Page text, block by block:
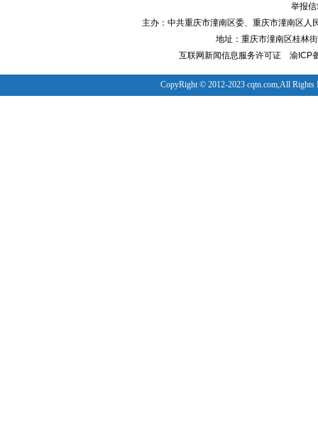
举报
主办：中共重庆市潼南区委、重庆市潼南区
地址：重庆市潼南区桂林
互联网新闻信息服务许可证
渝ICP
CopyRight © 2012-2023 cqtn.com,All Rights